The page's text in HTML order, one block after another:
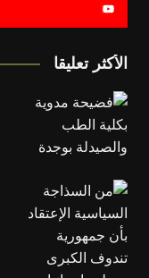
الأكثر تعليقا